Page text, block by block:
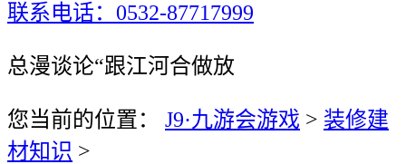
联系电话：0532-87717999
总漫谈论“跟江河合做放
您当前的位置： J9·九游会游戏 > 装修建
材知识 >